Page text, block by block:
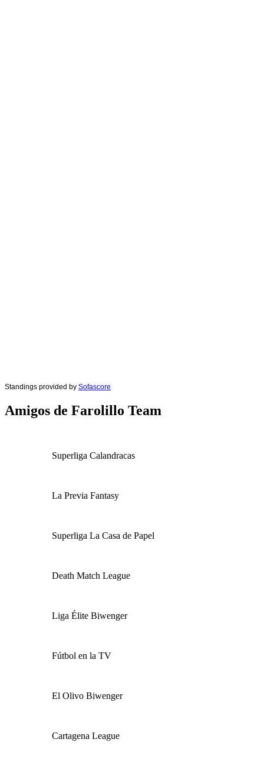
Standings provided by Sofascore
Amigos de Farolillo Team
Superliga Calandracas
La Previa Fantasy
Superliga La Casa de Papel
Death Match League
Liga Élite Biwenger
Fútbol en la TV
El Olivo Biwenger
Cartagena League